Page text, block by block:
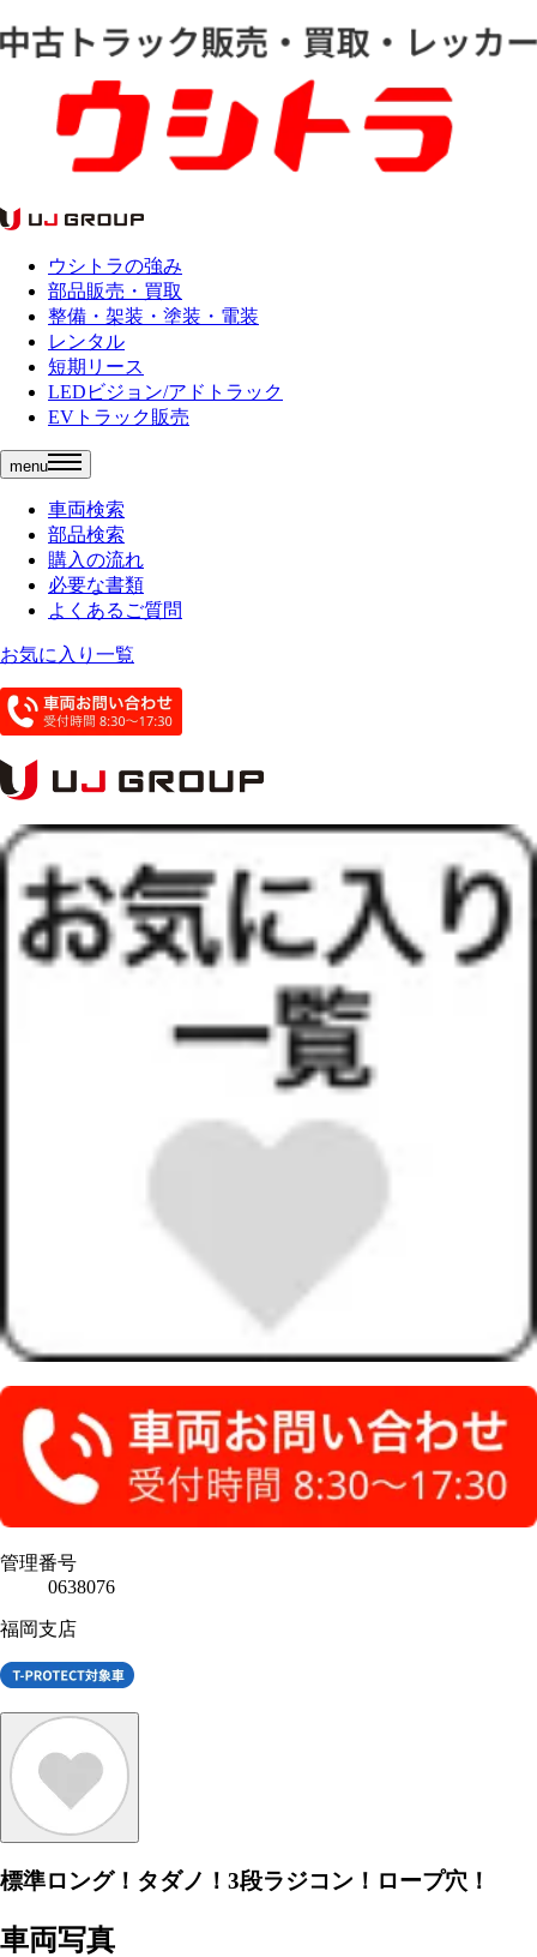
ウシトラの強み
部品販売・買取
整備・架装・塗装・電装
レンタル
短期リース
LEDビジョン/アドトラック
EVトラック販売
menu
車両検索
部品検索
購入の流れ
必要な書類
よくあるご質問
お気に入り一覧
管理番号
0638076
福岡支店
標準ロング！タダノ！3段ラジコン！ロープ穴！
車両写真